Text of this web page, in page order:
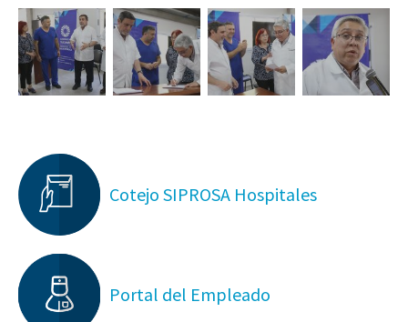
Cotejo SIPROSA Hospitales
Portal del Empleado